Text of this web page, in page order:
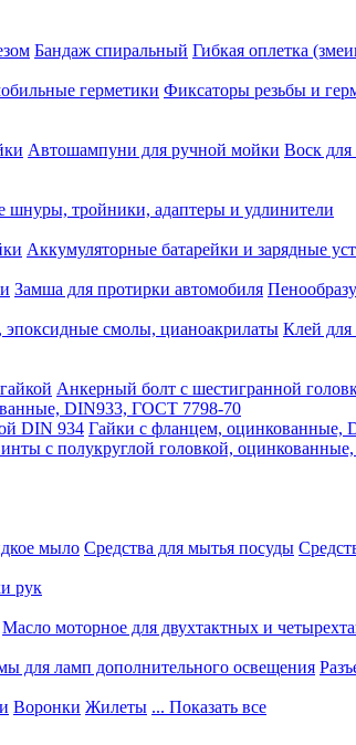
Бандаж спиральный Гибкая оплетка
герметики Фиксаторы резьбы и
Автошампуни для ручной мойки Воск
шнуры, тройники, адаптеры и удлинители
Аккумуляторные батарейки и зарядные
Замша для протирки автомобиля
эпоксидные смолы, цианоакрилаты Клей для
Анкерный болт с шестигранной
DIN933, ГОСТ 7798-70
DIN 934 Гайки с фланцем, оцинкованные,
с полукруглой головкой,
мыло Средства для мытья посуды
рук
Масло моторное для двухтактных и
для ламп дополнительного освещения
Воронки Жилеты ... Показать все